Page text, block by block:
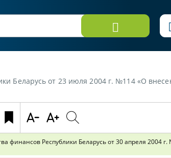
г. №114 «О внесении изменений и дополнений в постановление
Республики Беларусь от 30 апреля 2004 г.